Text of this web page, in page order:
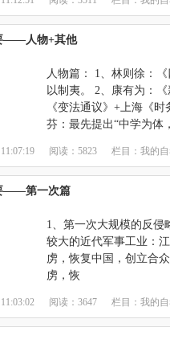
——人物+其他
人物篇： 1、林则徐：
以制夷。 2、康有为：
《变法通议》+上海《
芬：最先提出“中学为体
阅读：5823 栏目： 我的
——第一次篇
1、第一次大规模的反侵
较大的近代军事工业：
虏，恢复中国，创立合
虏，恢
阅读：3647 栏目： 我的